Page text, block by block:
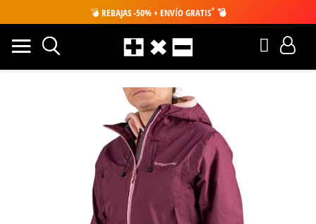
💣 REBAJAS -50% + ENVÍO GRATIS* 💣